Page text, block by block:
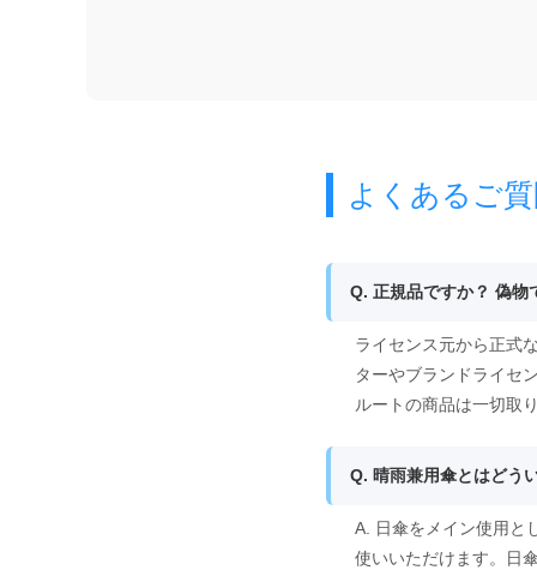
よくあるご
Q. 正規品ですか？ 偽物
ライセンス元から正式
ターやブランドライセ
ルートの商品は一切取
Q. 晴雨兼用傘とはどう
A. 日傘をメイン使用と
使いいただけます。日